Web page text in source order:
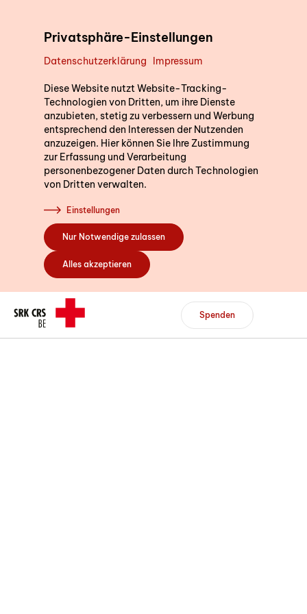
Privatsphäre-Einstellungen
Datenschutzerklärung Impressum
Diese Website nutzt Website-Tracking-
Technologien von Dritten, um ihre Dienste
anzubieten, stetig zu verbessern und Werbung
entsprechend den Interessen der Nutzenden
anzuzeigen. Hier können Sie Ihre Zustimmung
zur Erfassung und Verarbeitung
personenbezogener Daten durch Technologien
von Dritten verwalten.
Einstellungen
Nur Notwendige zulassen
Alles akzeptieren
Header/Navigation
Spenden
Kurse
Sich engagieren
Über uns